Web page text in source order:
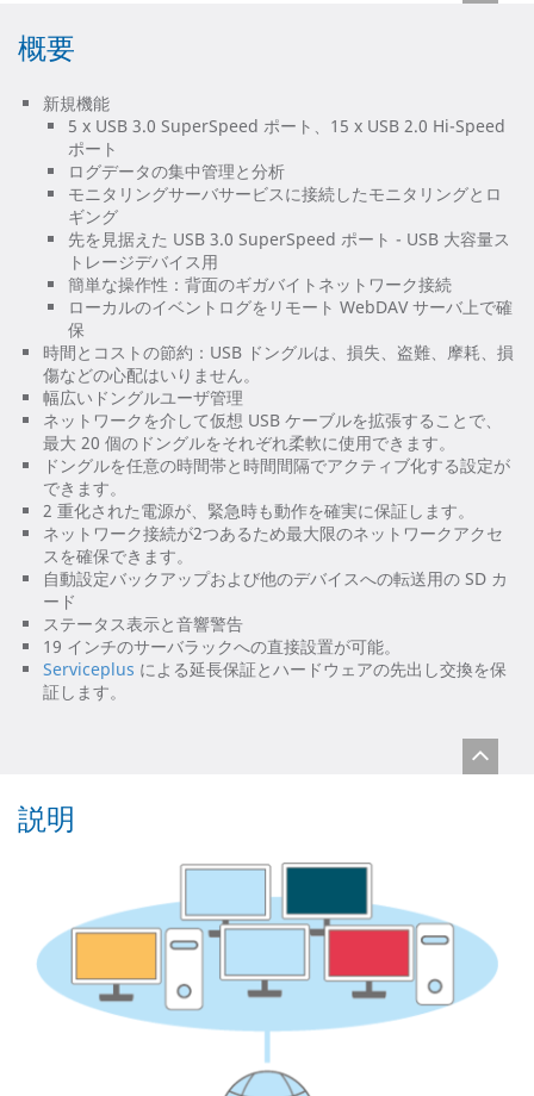
概要
新規機能
5 x USB 3.0 SuperSpeed ポート、15 x USB 2.0 Hi-Speed
ポート
ログデータの集中管理と分析
モニタリングサーバサービスに接続したモニタリングとロ
ギング
先を見据えた USB 3.0 SuperSpeed ポート - USB 大容量ス
トレージデバイス用
簡単な操作性：背面のギガバイトネットワーク接続
ローカルのイベントログをリモート WebDAV サーバ上で確
保
時間とコストの節約：USB ドングルは、損失、盗難、摩耗、損
傷などの心配はいりません。
幅広いドングルユーザ管理
ネットワークを介して仮想 USB ケーブルを拡張することで、
最大 20 個のドングルをそれぞれ柔軟に使用できます。
ドングルを任意の時間帯と時間間隔でアクティブ化する設定が
できます。
2 重化された電源が、緊急時も動作を確実に保証します。
ネットワーク接続が2つあるため最大限のネットワークアクセ
スを確保できます。
自動設定バックアップおよび他のデバイスへの転送用の SD カ
ード
ステータス表示と音響警告
19 インチのサーバラックへの直接設置が可能。
Serviceplus による延長保証とハードウェアの先出し交換を保
証します。
説明